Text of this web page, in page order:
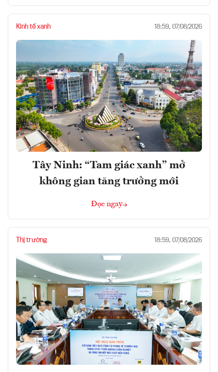
Kinh tế xanh 18:59, 07/08/2026
Tây Ninh: “Tam giác xanh” mở
không gian tăng trưởng mới
Đọc ngay
Thị trường 18:59, 07/08/2026